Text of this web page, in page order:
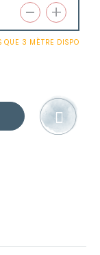
QUE 3 MÈTRE DISPO